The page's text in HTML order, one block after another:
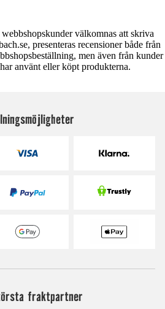
välkomnas att skriva
presenteras recensioner både från
men även från kunder
använt eller köpt produkterna.
fraktpartner